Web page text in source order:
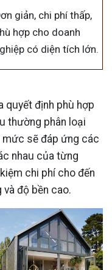
giản, chi phí thấp,
hợp cho doanh
có diện tích lớn.
quyết định phù hợp
thường phân loại
sẽ đáp ứng các
nhau của từng
chi phí cho đến
độ bền cao.